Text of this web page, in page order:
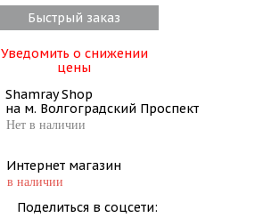
Быстрый заказ
Уведомить о снижении
цены
Shamray Shop
на м. Волгоградский Проспект
Нет в наличии
Интернет магазин
в наличии
Поделиться в соцсети: